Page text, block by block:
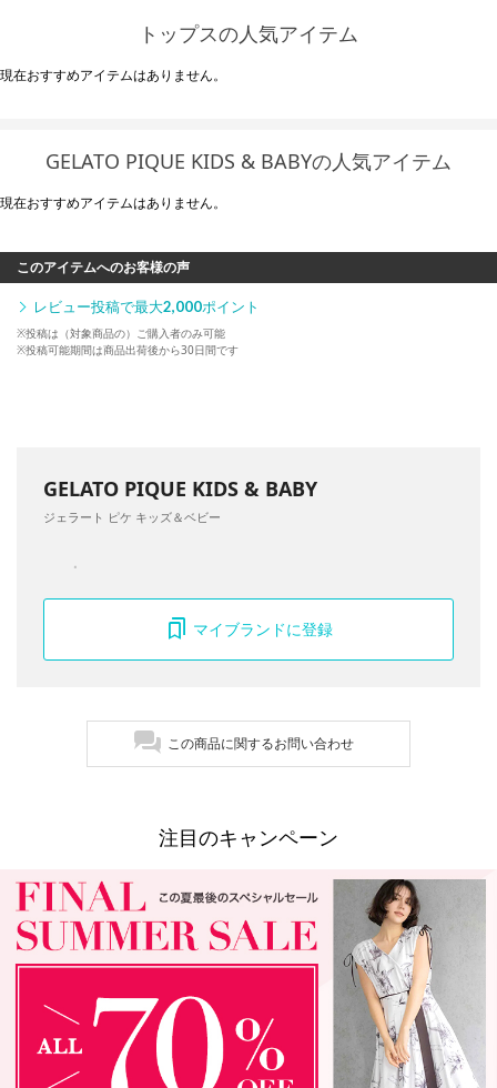
トップスの人気アイテム
現在おすすめアイテムはありません。
GELATO PIQUE KIDS & BABYの人気アイテム
現在おすすめアイテムはありません。
このアイテムへのお客様の声
レビュー投稿で最大2,000ポイント
※投稿は（対象商品の）ご購入者のみ可能
※投稿可能期間は商品出荷後から30日間です
GELATO PIQUE KIDS & BABY
ジェラート ピケ キッズ＆ベビー
マイブランドに登録
この商品に関するお問い合わせ
注目のキャンペーン